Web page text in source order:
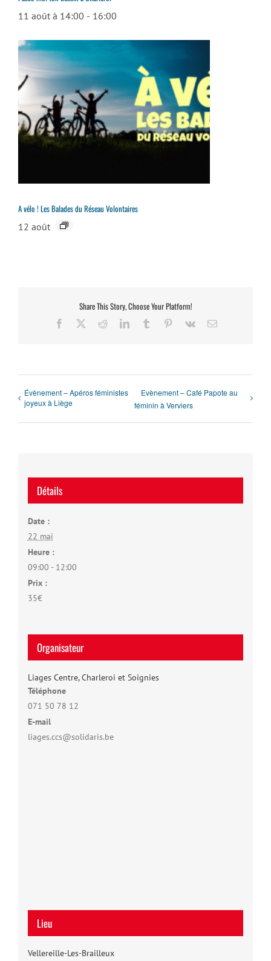
11 août à 14:00 - 16:00
A vélo ! Les Balades du Réseau Volontaires
12 août
Share This Story, Choose Your Platform!
Facebook RedditLinkedInTumblr Pinterest
Vk Email
Évènement – Apéros féministes
joyeux à Liège
Evènement – Café Papote au
féminin à Verviers
Détails
Date :
22 mai
Heure :
09:00 - 12:00
Prix :
35€
Organisateur
Liages Centre, Charleroi et Soignies
Téléphone
071 50 78 12
E-mail
liages.ccs@solidaris.be
Lieu
Vellereille-Les-Brailleux